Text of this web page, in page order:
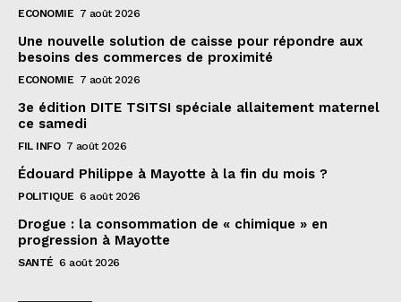
ECONOMIE 7 août 2026
Une nouvelle solution de caisse pour répondre aux
besoins des commerces de proximité
ECONOMIE 7 août 2026
3e édition DITE TSITSI spéciale allaitement maternel
ce samedi
FIL INFO 7 août 2026
Édouard Philippe à Mayotte à la fin du mois ?
POLITIQUE 6 août 2026
Drogue : la consommation de « chimique » en
progression à Mayotte
SANTÉ 6 août 2026